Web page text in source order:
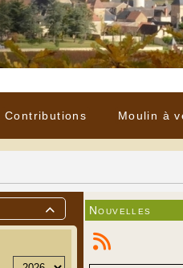
Contributions Moulin à
 Nouvelles